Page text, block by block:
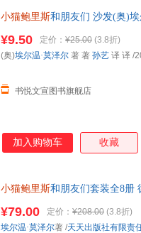
小猫鲍里斯和朋友们 沙发(奥)
票,放心选购
¥9.50 定价： ¥25.00 (3.8折)
书悦文宣图书旗舰店
(奥)埃尔温·莫泽尔 著 著 孙艺 译 译 /
加入购物车 收藏
小猫鲍里斯和朋友们套装全8册
¥79.00 定价： ¥208.00 (3.8折)
埃尔温·莫泽尔著 /天天出版社有限责